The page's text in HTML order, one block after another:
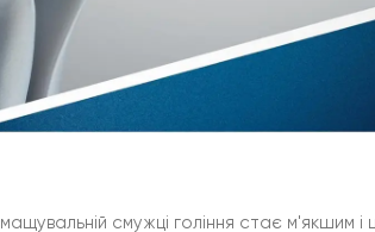
смужці гоління стає м'якшим і